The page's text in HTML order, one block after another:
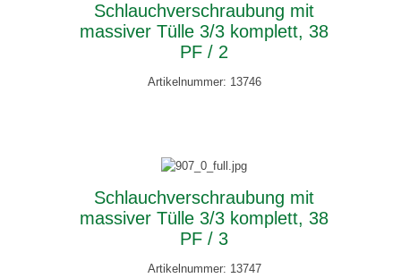
Schlauchverschraubung mit
massiver Tülle 3/3 komplett, 38
PF / 2
Artikelnummer: 13746
Schlauchverschraubung mit
massiver Tülle 3/3 komplett, 38
PF / 3
Artikelnummer: 13747